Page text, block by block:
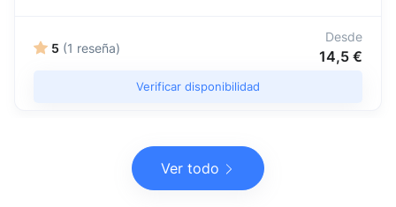
5 (1 reseña)
Desde
14,5 €
Verificar disponibilidad
Ver todo